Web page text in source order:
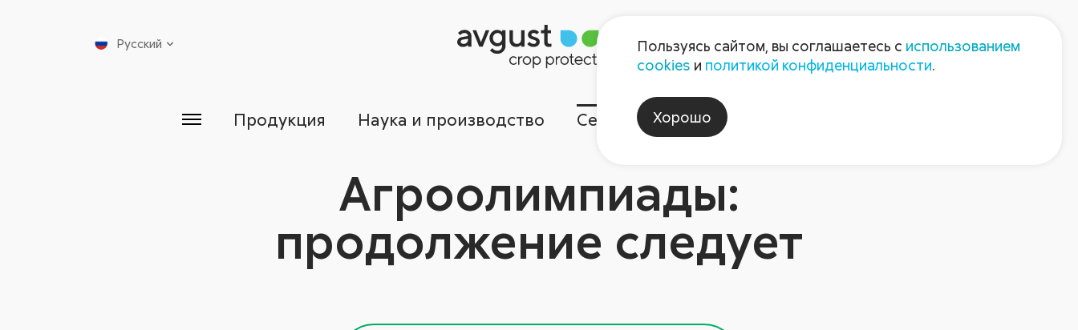
Пресс-центр Контакты
Русский
Продукция Наука и производство Сервисы Компания
Агроолимпиады:
продолжение следует
Пользуясь сайтом, вы соглашаетесь с использованием
cookies и политикой конфиденциальности.
Хорошо